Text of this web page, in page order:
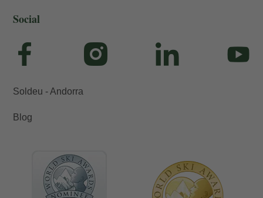
Social
Soldeu - Andorra
Blog